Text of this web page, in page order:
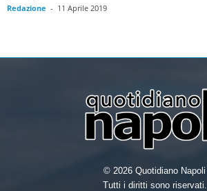
Redazione - 11 Aprile 2019
© 2026 Quotidiano Napoli
Tutti i diritti sono riservati.